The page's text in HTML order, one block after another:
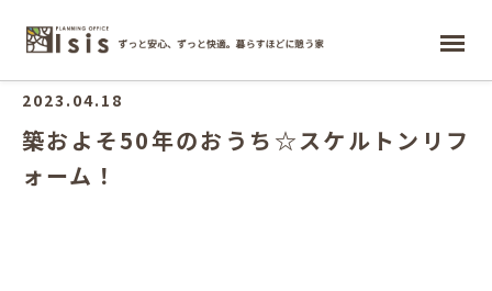
ホーム
2023.04.18
築およそ50年のおうち☆スケルトンリフ
ォーム！